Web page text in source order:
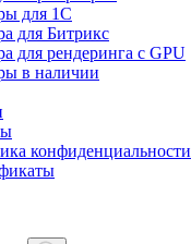
для 1С
для Битрикс
для рендеринга с GPU
в наличии
конфиденциальности